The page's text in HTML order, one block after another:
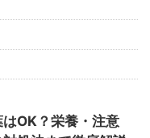
OK？栄養・注意